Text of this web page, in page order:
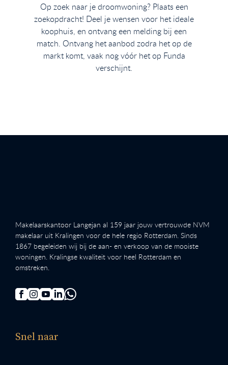
Op zoek naar je droomwoning? Plaats een
zoekopdracht! Deel je wensen voor het ideale
koophuis, en ontvang een melding bij een
match. Ontvang het aanbod zodra het op de
markt komt, vaak nog vóór het op Funda
verschijnt.
Makelaarskantoor Langejan al 159 jaar jouw vertrouwde NVM
makelaar uit Kralingen voor de hele regio Rotterdam. Sinds
1867 begeleiden wij bij de aan- en verkoop van de mooiste
woningen. Kralingse kwaliteit voor heel Rotterdam en
omstreken.
Snel naar